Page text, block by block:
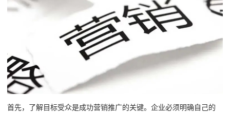
首先，了解目标受众是成功营销推广的关键。企业必须明确自己的